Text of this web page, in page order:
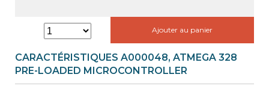
Ajouter au panier
CARACTÉRISTIQUES A000048, ATMEGA 328
PRE-LOADED MICROCONTROLLER